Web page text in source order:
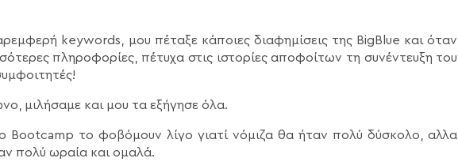
keywords, μου πέταξε κάποιες διαφημίσεις της BigBlue και όταν
πληροφορίες, πέτυχα στις ιστορίες αποφοίτων τη συνέντευξη του
μιλήσαμε και μου τα εξήγησε όλα.
Bootcamp το φοβόμουν λίγο γιατί νόμιζα θα ήταν πολύ δύσκολο, αλλα
πολύ ωραία και ομαλά.